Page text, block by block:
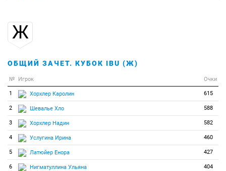
Ж
ОБЩИЙ ЗАЧЕТ. КУБОК IBU (Ж)
№ Игрок Очки
1 Хорхлер Каролин 615
2 Шевалье Хло 588
3 Хорхлер Надин 582
4 Услугина Ирина 460
5 Латюйер Енора 427
6 Нигматуллина Ульяна 404